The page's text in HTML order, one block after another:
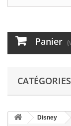
Panier
CATÉGORIES
Disney